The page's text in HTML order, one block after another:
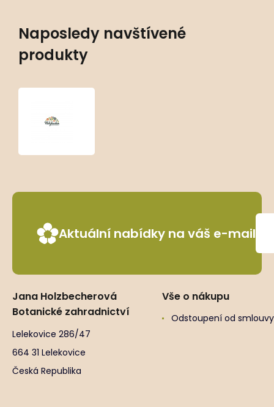
Naposledy navštívené
produkty
Aktuální nabídky na váš e-mail
Jana Holzbecherová
Botanické zahradnictví
Lelekovice 286/47
664 31 Lelekovice
Česká Republika
Vše o nákupu
Odstoupení od smlouvy